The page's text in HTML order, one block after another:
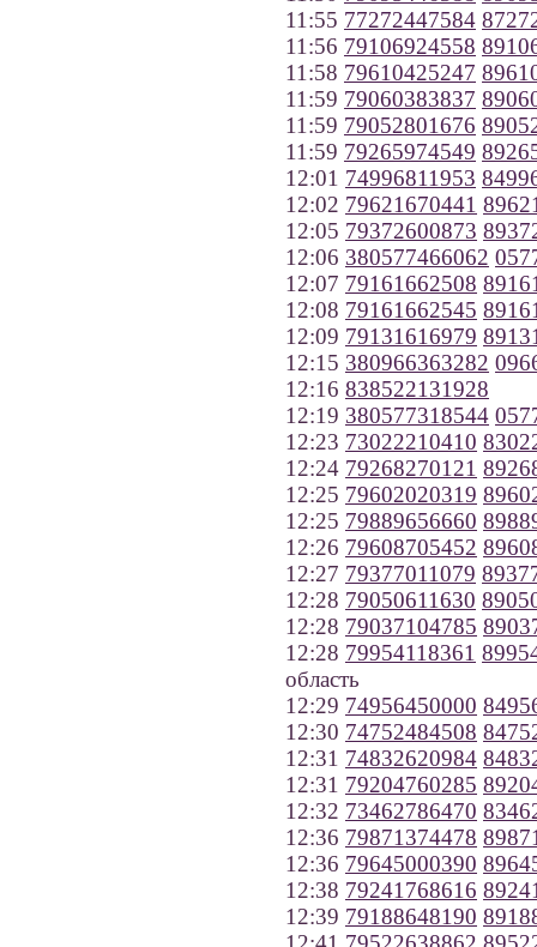
11:55 77272447584
11:56 79106924558
11:58 79610425247
11:59 79060383837
11:59 79052801676
11:59 79265974549
12:01 74996811953
12:02 79621670441
12:05 79372600873
12:06 380577466062
12:07 79161662508
12:08 79161662545
12:09 79131616979
12:15 380966363282
12:16 838522131928
12:19 380577318544
12:23 73022210410
12:24 79268270121
12:25 79602020319
12:25 79889656660
12:26 79608705452
12:27 79377011079
12:28 79050611630
12:28 79037104785
12:28 79954118361
область
12:29 74956450000
12:30 74752484508
12:31 74832620984
12:31 79204760285
12:32 73462786470
12:36 79871374478
12:36 79645000390
12:38 79241768616
12:39 79188648190